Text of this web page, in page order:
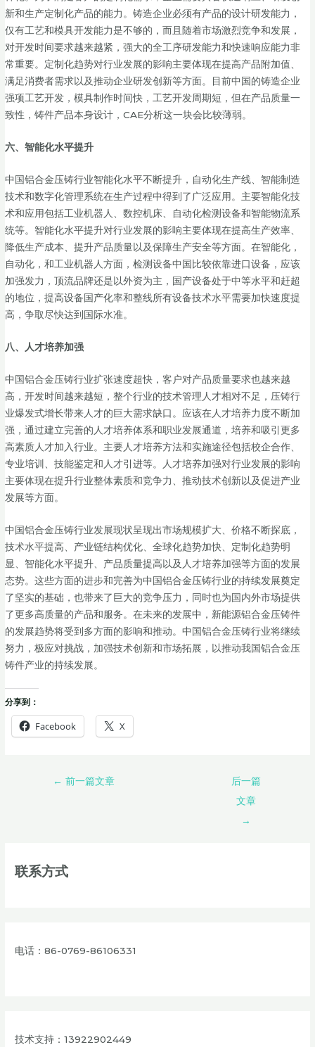
新和生产定制化产品的能力。铸造企业必须有产品的设计研发能力，
仅有工艺和模具开发能力是不够的，而且随着市场激烈竞争和发展，
对开发时间要求越来越紧，强大的全工序研发能力和快速响应能力非
常重要。定制化趋势对行业发展的影响主要体现在提高产品附加值、
满足消费者需求以及推动企业研发创新等方面。目前中国的铸造企业
强项工艺开发，模具制作时间快，工艺开发周期短，但在产品质量一
致性，铸件产品本身设计，CAE分析这一块会比较薄弱。
六、智能化水平提升
中国铝合金压铸行业智能化水平不断提升，自动化生产线、智能制造
技术和数字化管理系统在生产过程中得到了广泛应用。主要智能化技
术和应用包括工业机器人、数控机床、自动化检测设备和智能物流系
统等。智能化水平提升对行业发展的影响主要体现在提高生产效率、
降低生产成本、提升产品质量以及保障生产安全等方面。在智能化，
自动化，和工业机器人方面，检测设备中国比较依靠进口设备，应该
加强发力，顶流品牌还是以外资为主，国产设备处于中等水平和赶超
的地位，提高设备国产化率和整线所有设备技术水平需要加快速度提
高，争取尽快达到国际水准。
八、 人才培养加强
中国铝合金压铸行业扩张速度超快，客户对产品质量要求也越来越
高，开发时间越来越短，整个行业的技术管理人才相对不足，压铸行
业爆发式增长带来人才的巨大需求缺口。应该在人才培养力度不断加
强，通过建立完善的人才培养体系和职业发展通道，培养和吸引更多
高素质人才加入行业。主要人才培养方法和实施途径包括校企合作、
专业培训、技能鉴定和人才引进等。人才培养加强对行业发展的影响
主要体现在提升行业整体素质和竞争力、推动技术创新以及促进产业
发展等方面。
中国铝合金压铸行业发展现状呈现出市场规模扩大、价格不断探底，
技术水平提高、产业链结构优化、全球化趋势加快、定制化趋势明
显、智能化水平提升、产品质量提高以及人才培养加强等方面的发展
态势。这些方面的进步和完善为中国铝合金压铸行业的持续发展奠定
了坚实的基础，也带来了巨大的竞争压力，同时也为国内外市场提供
了更多高质量的产品和服务。在未来的发展中，新能源铝合金压铸件
的发展趋势将受到多方面的影响和推动。中国铝合金压铸行业将继续
努力，极应对挑战，加强技术创新和市场拓展，以推动我国铝合金压
铸件产业的持续发展。
分享到：
Facebook X
← 前一篇文章
后一篇
文章
→
联系方式
电话：86-0769-86106331
技术支持：13922902449